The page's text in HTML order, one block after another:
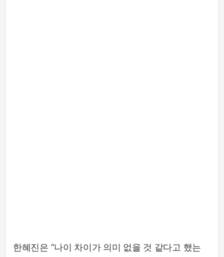
한혜진은 “나이 차이가 의미 없을 것 같다고 했는